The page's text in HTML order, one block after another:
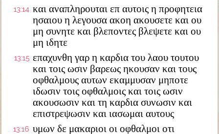
13:14 και αναπληρουται επ αυτοις η προφητεια
ησαιου η λεγουσα ακοη ακουσετε και ου
μη συνητε και βλεποντες βλεψετε και ου
μη ιδητε
13:15 επαχυνθη γαρ η καρδια του λαου τουτου
και τοις ωσιν βαρεως ηκουσαν και τους
οφθαλμους αυτων εκαμμυσαν μηποτε
ιδωσιν τοις οφθαλμοις και τοις ωσιν
ακουσωσιν και τη καρδια συνωσιν και
επιστρεψωσιν και ιασωμαι αυτους
13:16 υμων δε μακαριοι οι οφθαλμοι οτι